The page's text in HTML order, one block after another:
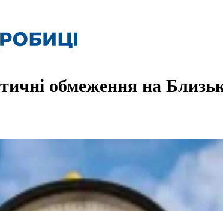
обмеження на